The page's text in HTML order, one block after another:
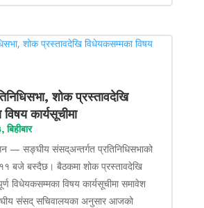
शोक प्रस्तावदेखि
कार्यसूचीमा
— सङ्घीय संसद्अन्तर्गत प्रतिनिधिसभाको
बजे बस्दैछ। बैठकमा शोक प्रस्तावदेखि
विधेयकसम्मका विषय कार्यसूचीमा समावेश
संसद् सचिवालयका अनुसार आजको